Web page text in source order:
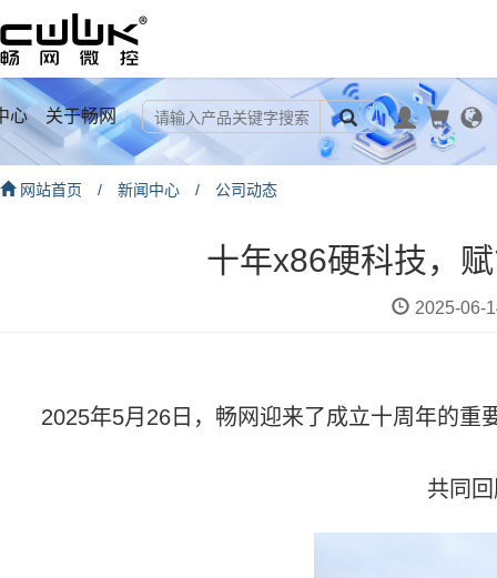
心 关于畅网
网站首页 / 新闻中心 / 公司动态
十年x86硬科技，
2025-06-
2025年5月 26日 ，畅网迎来了成立十周年的重
共同